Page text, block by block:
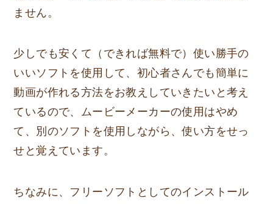
ません。
少しでも安くて（できれば無料で）使い勝手の
いいソフトを使用して、初心者さんでも簡単に
動画が作れる方法をお教えしていきたいと考え
ているので、ムービーメーカーの使用はやめ
て、別のソフトを使用しながら、使い方をせっ
せと覚えています。
ちなみに、フリーソフトとしてのインストール